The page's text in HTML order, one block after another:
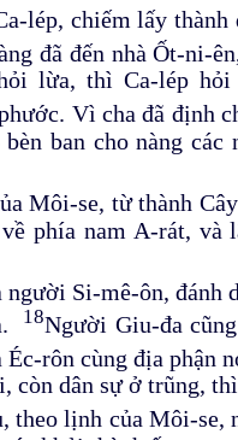
lép, chiếm lấy thành
đã đến nhà Ốt-ni-
lừa, thì Ca-lép hỏi
Vì cha đã định
ban cho nàng các
Môi-se, từ thành
phía nam A-rát, và
Si-mê-ôn, đánh
18Người Giu-đa
rôn cùng địa phận
còn dân sự ở trũng,
theo lịnh của Môi-se,